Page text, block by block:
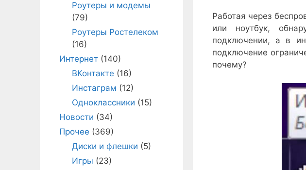
Работая через
или ноутбук,
подключении, а в
подключение
почему?
Роутеры и модемы
(79)
Роутеры Ростелеком
(16)
Интернет (140)
ВКонтакте (16)
Инстаграм (12)
Одноклассники (15)
Новости (34)
Прочее (369)
Диски и флешки (5)
Игры (23)